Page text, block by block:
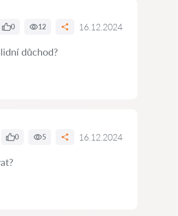
0 12 16.12.2024
důchod?
0 5 16.12.2024